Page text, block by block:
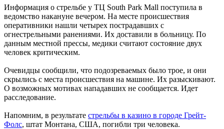
Информация о стрельбе у ТЦ South Park Mall поступила в
ведомство накануне вечером. На месте происшествия
оперативники нашли четырех пострадавших с
огнестрельными ранениями. Их доставили в больницу. По
данным местной прессы, медики считают состояние двух
человек критическим.
Очевидцы сообщили, что подозреваемых было трое, и они
скрылись с места происшествия на машине. Их разыскивают.
О возможных мотивах нападавших не сообщается. Идет
расследование.
Напомним, в результате стрельбы в казино в городе Грейт-
Фолс, штат Монтана, США, погибли три человека.